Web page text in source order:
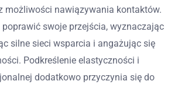
możliwości nawiązywania kontaktów.
swoje przejścia, wyznaczając
silne sieci wsparcia i angażując się
Podkreślenie elastyczności i
dodatkowo przyczynia się do